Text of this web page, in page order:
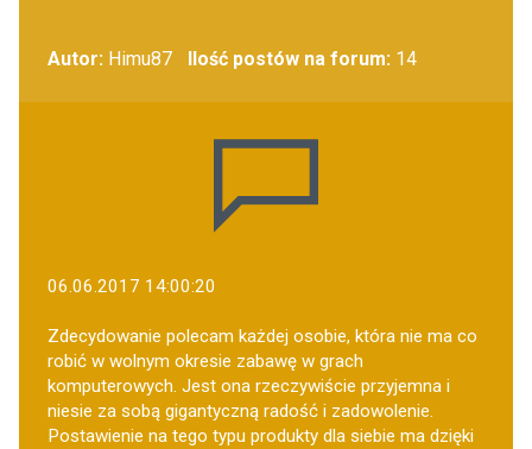
Autor: Himu87 Ilość postów na forum:14
06.06.2017 14:00:20
Zdecydowanie polecam każdej osobie, która nie ma co
robić w wolnym okresie zabawę w grach
komputerowych. Jest ona rzeczywiście przyjemna i
niesie za sobą gigantyczną radość i zadowolenie.
Postawienie na tego typu produkty dla siebie ma dzięki